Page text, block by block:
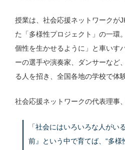
授業は、社会応援ネットワークが
た「多様性プロジェクト」の一環
個性を生かせるように」と車いす
ーの選手や演奏家、ダンサーなど
る人を招き、全国各地の学校で体
社会応援ネットワークの代表理事
「社会にはいろいろな人がい
前』という中で育てば、“多